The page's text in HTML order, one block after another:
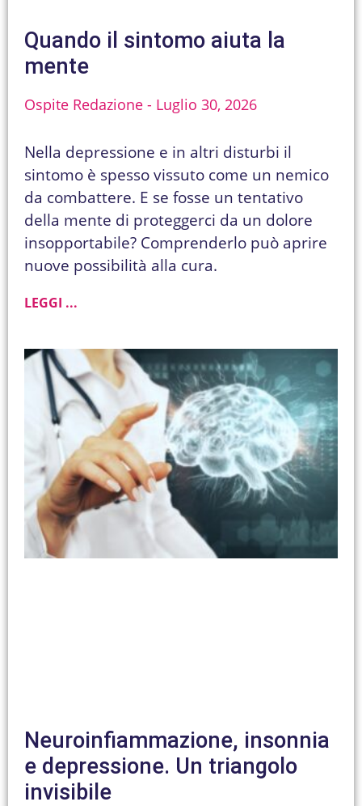
Quando il sintomo aiuta la
mente
Ospite Redazione Luglio 30, 2026
Nella depressione e in altri disturbi il
sintomo è spesso vissuto come un nemico
da combattere. E se fosse un tentativo
della mente di proteggerci da un dolore
insopportabile? Comprenderlo può aprire
nuove possibilità alla cura.
LEGGI ...
Neuroinfiammazione, insonnia
e depressione. Un triangolo
invisibile